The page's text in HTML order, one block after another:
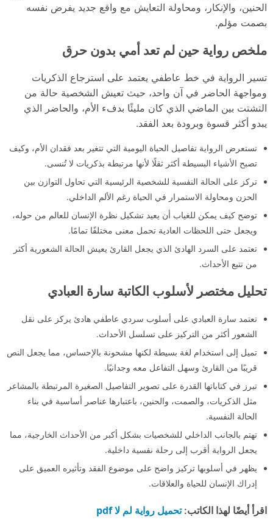
الحنين، والإنكار، ومحاولة التعايش مع واقع جديد يفرض نفسه
بصمت مؤلم.
ملخص رواية حين لم تعد أمي بدون حرق
تسير الرواية في خط عاطفي يعتمد على استرجاع الذكريات
ومواجهة الحاضر في آن واحد، حيث تعيش الشخصية حالة من
التشتت بين الماضي الذي كان مليئًا بدفء الأم، والحاضر الذي
يبدو أكثر قسوة وبرودة بعد الفقد.
تستعرض الرواية تفاصيل الحياة اليومية التي تتغير بعد فقدان الأم، وكيف
تصبح الأشياء البسيطة أكثر ثقلًا لأنها مرتبطة بذكريات لا تُنسى.
تركز على الحالة النفسية للشخصية الرئيسية التي تحاول التوازن بين
الحزن ومحاولة الاستمرار في الحياة رغم الألم الداخلي.
توضح كيف يمكن للغياب أن يعيد تشكيل نظرة الإنسان للعالم من حوله،
ويجعل حتى اللحظات العادية تحمل معنى مختلفًا تمامًا.
تعتمد على السرد الهادئ الذي يجعل القارئ يعيش الحالة الشعورية أكثر
من تتبع الأحداث.
تحليل مختصر لأسلوب الكاتبة سارة العبادي
تعتمد سارة العبادي على أسلوب سردي عاطفي هادئ يركز على نقل
الشعور أكثر من التركيز على تسلسل الأحداث.
تميل إلى استخدام لغة بسيطة لكنها مشحونة بالإحساس، مما يجعل النص
قريبًا من القارئ وسهل التفاعل معه وجدانيًا.
تبرز في كتاباتها القدرة على تصوير التفاصيل الصغيرة المرتبطة بالمشاعر
مثل الذكريات، والصمت، والحنين، باعتبارها عناصر أساسية في بناء
الحالة النفسية.
تهتم بالجانب الداخلي للشخصيات بشكل أكبر من الأحداث الخارجية، مما
يجعل الرواية أقرب إلى رحلة نفسية داخلية.
يظهر في أسلوبها تركيز واضح على موضوع الفقد وتأثيره العميق على
إدراك الإنسان للحياة والعلاقات.
اقرأ أيضًا لهذا الكاتب:تحميل رواية لم لا pdf